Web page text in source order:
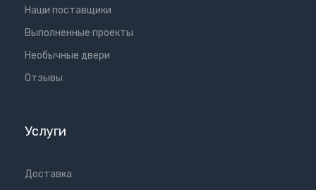
Наши поставщики
Выполненные проекты
Необычные двери
Отзывы
Услуги
Доставка